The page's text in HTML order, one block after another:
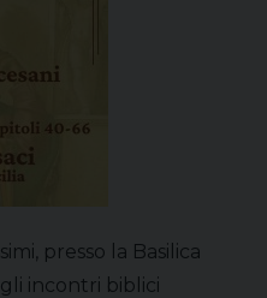
presso la Basilica
incontri biblici